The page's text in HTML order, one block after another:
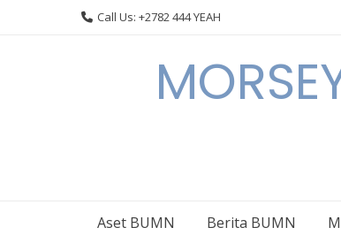
Call Us: +2782 444 YEAH
Aset BUMN Berita BUMN